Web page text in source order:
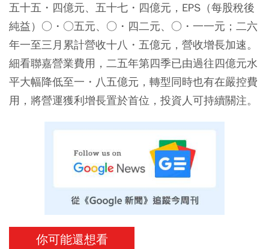
五十五・四億元、五十七・四億元，EPS（每股稅後
純益）○・○五元、○・四二元、○・一一元；二六
年一至三月累計營收十八・五億元，營收增長加速。
細看聯嘉營業費用，二五年第四季已由過往四億元水
平大幅降低至一・八五億元，轉型同時也有在嚴控費
用，將營運獲利增長置於首位，投資人可持續關注。
你可能還想看